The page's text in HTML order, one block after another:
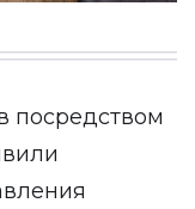
посредством